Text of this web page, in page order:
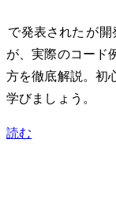
Google I/O 2024で発表され
が、実際のコード
方を徹底解説。初
学びましょう。
読む